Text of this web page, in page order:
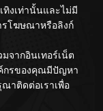
ทิงเท่านั้นและไม่มี
รโฆษณาหรือลิงก์
จากอินเทอร์เน็ต
กรของคุณมีปัญหา
าติดต่อเราเพื่อ